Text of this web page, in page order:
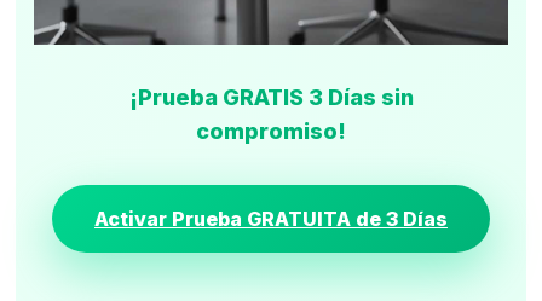
¡Prueba GRATIS 3 Días sin
compromiso!
Activar Prueba GRATUITA de 3 Días